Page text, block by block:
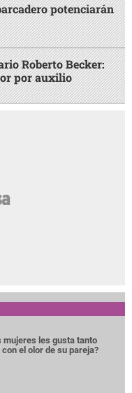
potenciarán
Roberto Becker:
por auxilio
mujeres les gusta tanto
el olor de su pareja?